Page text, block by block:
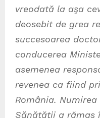
vreodată la aşa
deosebit de grea
succesoarea
conducerea
asemenea
revenea ca fiind
România.
Sănătăţii a rămas